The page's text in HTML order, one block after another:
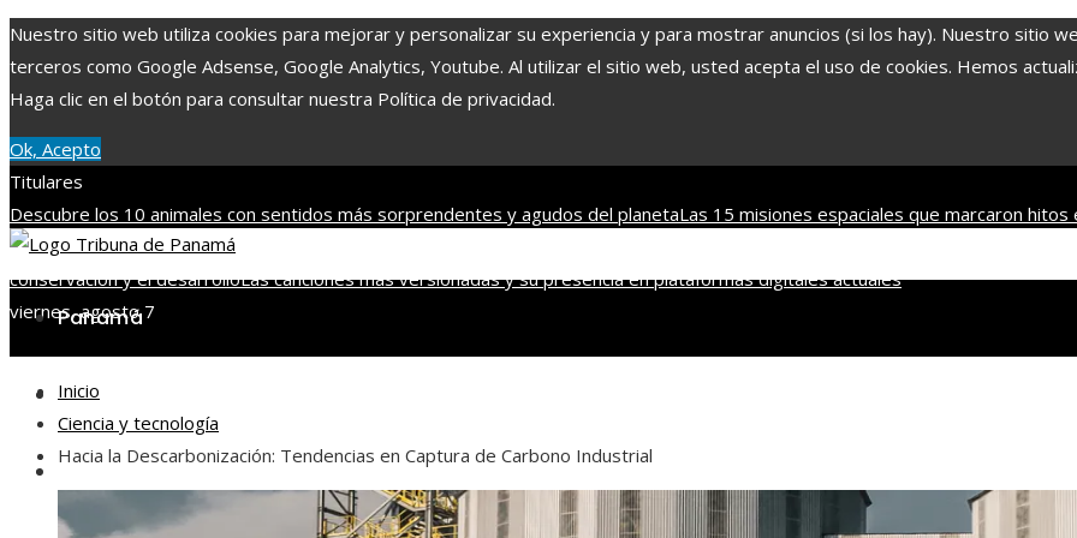
Nuestro sitio web utiliza cookies para mejorar y personalizar su experiencia y para mostrar anuncios (si los hay). Nuestro sitio
terceros como Google Adsense, Google Analytics, Youtube. Al utilizar el sitio web, usted acepta el uso de cookies. Hemos
Haga clic en el botón para consultar nuestra Política de privacidad.
Ok, Acepto
Titulares
Descubre los 10 animales con sentidos más sorprendentes y agudos del planetaLas 15 misiones espaciales que marcaron
importancia de integrar diversidad en empleo y compras responsables dentro de la RSE en Estados Unidos
conservación y el desarrolloLas canciones más versionadas y su presencia en plataformas digitales actuales
viernes, agosto 7
Panamá
Tecnología
Cultura y ocio
Inicio
Ciencia y tecnología
Hacia la Descarbonización: Tendencias en Captura de Carbono Industrial